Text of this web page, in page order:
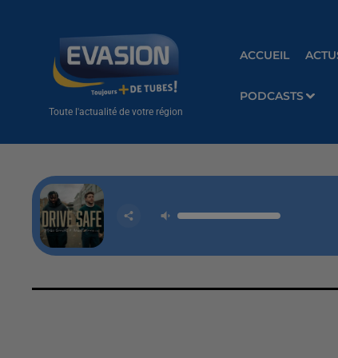
Toute l'actualité de votre région
ACCUEIL
PODCASTS